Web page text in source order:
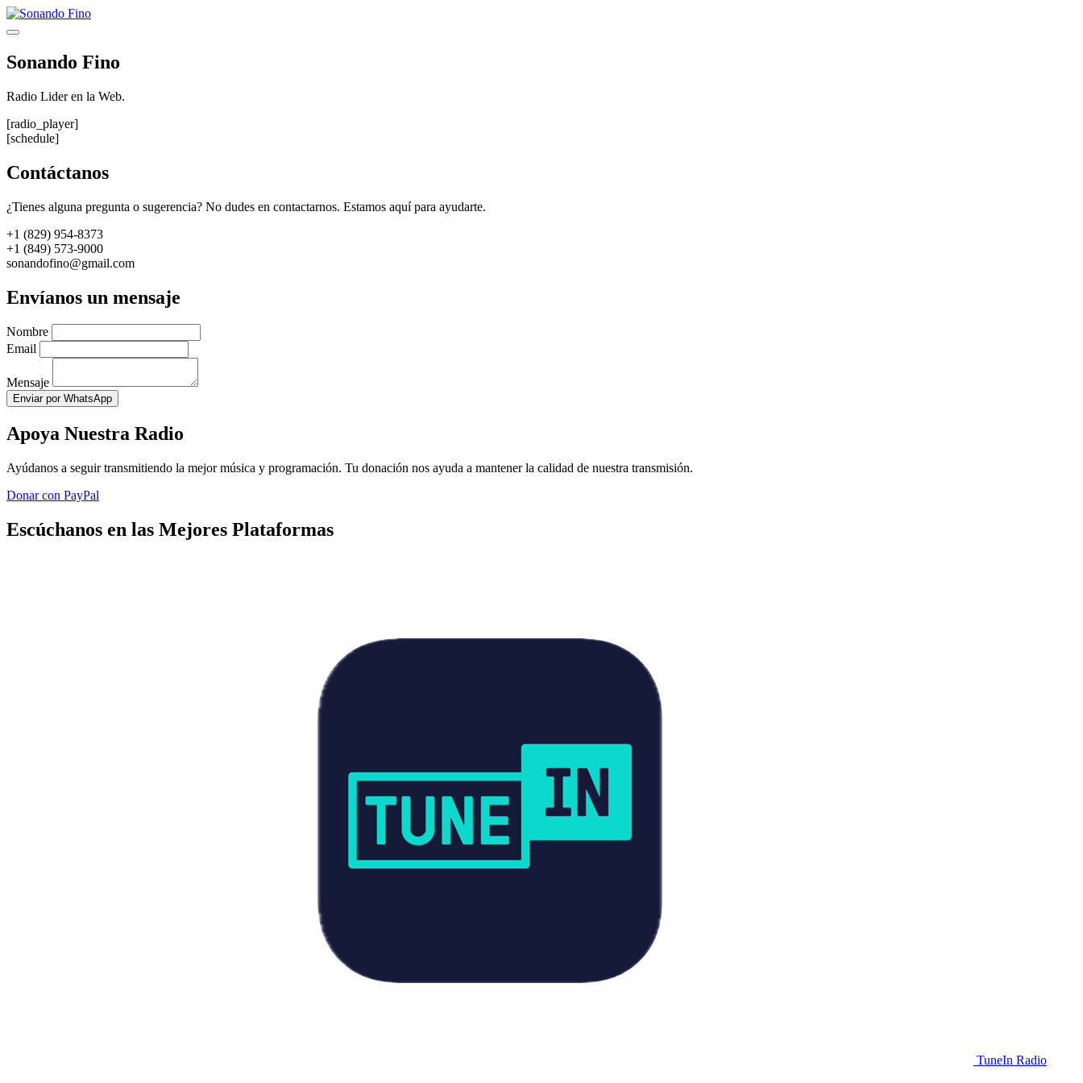
Saltar
al
Menú
Sonando Fino
Radio Lider en la Web.
[radio_player]
[schedule]
Contáctanos
¿Tienes alguna pregunta o sugerencia? No dudes en contactarnos. Estamos aquí para ayudarte.
+1 (829) 954-8373
+1 (849) 573-9000
sonandofino@gmail.com
Envíanos un mensaje
Nombre
Email
Mensaje
Enviar por WhatsApp
Apoya Nuestra Radio
Ayúdanos a seguir transmitiendo la mejor música y programación. Tu donación nos ayuda a mantener la calidad de nuestra transmisión.
Donar con PayPal
Escúchanos en las Mejores Plataformas
TuneIn Radio